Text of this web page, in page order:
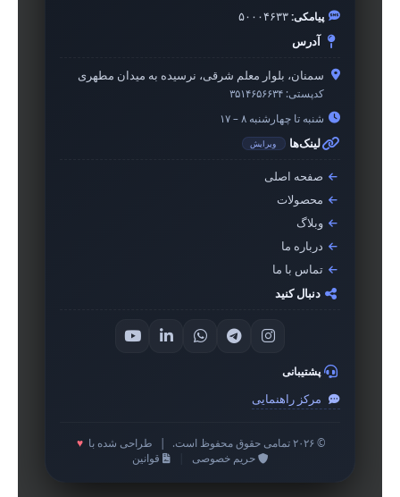
پیامکی:۵۰۰۰۴۶۳۳
آدرس
سمنان، بلوار معلم شرقی، نرسیده به میدان مطهری
کدپستی: ۳۵۱۴۶۵۶۶۳۴
شنبه تا چهارشنبه ۸ – ۱۷
لینک‌ها ویرایش
صفحه اصلی
محصولات
وبلاگ
درباره ما
تماس با ما
دنبال کنید
پشتیبانی
مرکز راهنمایی
© ۲۰۲۶ تمامی حقوق محفوظ است. طراحی شده با ♥
حریم خصوصی
قوانین